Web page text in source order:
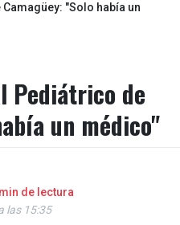
"Solo había un
Pediátrico de
un médico"
de lectura
las 15:35